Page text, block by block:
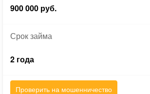
900 000 руб.
Срокзайма
2 года
Проверить на мошенничество